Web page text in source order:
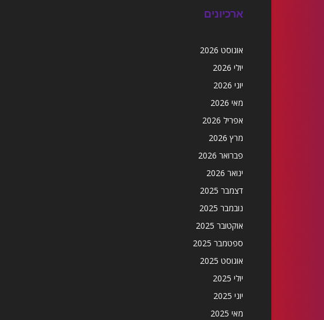
ארכיונים
אוגוסט 2026
יולי 2026
יוני 2026
מאי 2026
אפריל 2026
מרץ 2026
פברואר 2026
ינואר 2026
דצמבר 2025
נובמבר 2025
אוקטובר 2025
ספטמבר 2025
אוגוסט 2025
יולי 2025
יוני 2025
מאי 2025